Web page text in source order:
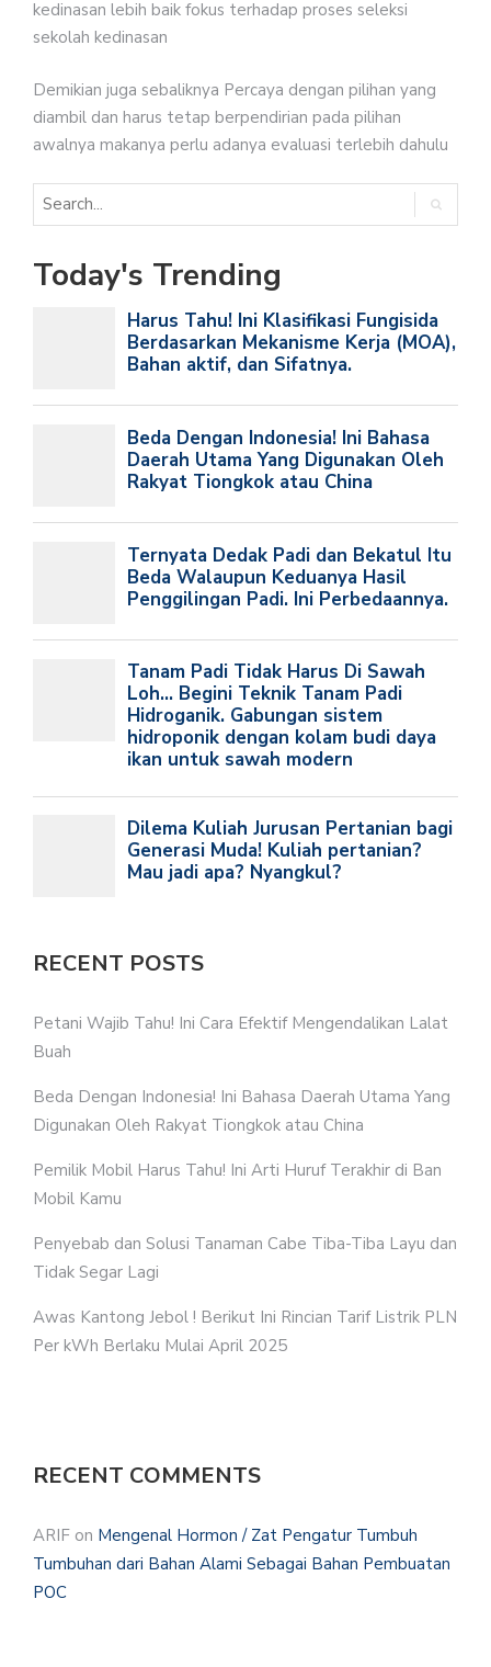
kedinasan lebih baik fokus terhadap proses seleksi
sekolah kedinasan
Demikian juga sebaliknya Percaya dengan pilihan yang
diambil dan harus tetap berpendirian pada pilihan
awalnya makanya perlu adanya evaluasi terlebih dahulu
Today's Trending
RECENT POSTS
Petani Wajib Tahu! Ini Cara Efektif Mengendalikan Lalat
Buah
Beda Dengan Indonesia! Ini Bahasa Daerah Utama Yang
Digunakan Oleh Rakyat Tiongkok atau China
Pemilik Mobil Harus Tahu! Ini Arti Huruf Terakhir di Ban
Mobil Kamu
Penyebab dan Solusi Tanaman Cabe Tiba-Tiba Layu dan
Tidak Segar Lagi
Awas Kantong Jebol ! Berikut Ini Rincian Tarif Listrik PLN
Per kWh Berlaku Mulai April 2025
RECENT COMMENTS
ARIF on Mengenal Hormon / Zat Pengatur Tumbuh
Tumbuhan dari Bahan Alami Sebagai Bahan Pembuatan
POC